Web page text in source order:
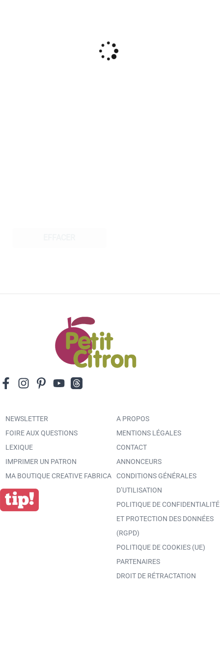
NEWSLETTER
FOIRE AUX QUESTIONS
LEXIQUE
IMPRIMER UN PATRON
MA BOUTIQUE CREATIVE FABRICA
A PROPOS
MENTIONS LÉGALES
CONTACT
ANNONCEURS
CONDITIONS GÉNÉRALES
D’UTILISATION
POLITIQUE DE CONFIDENTIALITÉ
ET PROTECTION DES DONNÉES
(RGPD)
POLITIQUE DE COOKIES (UE)
PARTENAIRES
DROIT DE RÉTRACTATION